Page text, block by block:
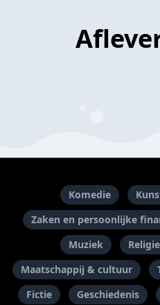
Komedie
Zaken en persoonlijke
Muziek
Maatschappij & cultuur
Fictie
Geschiedenis